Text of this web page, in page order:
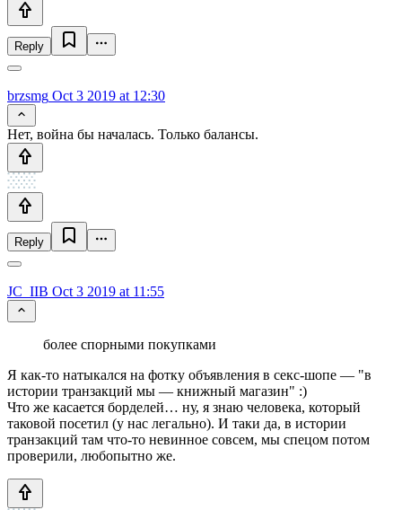
Reply
brzsmg Oct 3 2019 at 12:30
Нет, война бы началась. Только балансы.
Reply
JC_IIB Oct 3 2019 at 11:55
более спорными покупками
Я как-то натыкался на фотку объявления в секс-шопе — "в
истории транзакций мы — книжный магазин" :)
Что же касается борделей… ну, я знаю человека, который
таковой посетил (у нас легально). И таки да, в истории
транзакций там что-то невинное совсем, мы спецом потом
проверили, любопытно же.